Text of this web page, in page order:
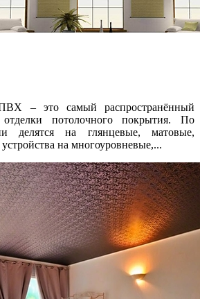
– это самый распространённый
потолочного покрытия. По
делятся на глянцевые, матовые,
на многоуровневые,...